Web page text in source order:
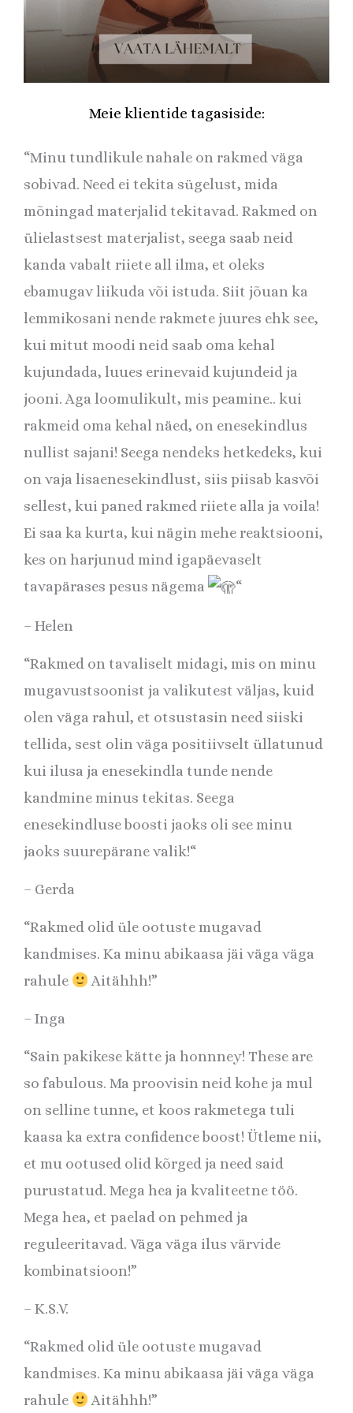
Meie klientide tagasiside:
“Minu tundlikule nahale on rakmed väga
sobivad. Need ei tekita sügelust, mida
mõningad materjalid tekitavad. Rakmed on
ülielastsest materjalist, seega saab neid
kanda vabalt riiete all ilma, et oleks
ebamugav liikuda või istuda. Siit jõuan ka
lemmikosani nende rakmete juures ehk see,
kui mitut moodi neid saab oma kehal
kujundada, luues erinevaid kujundeid ja
jooni. Aga loomulikult, mis peamine.. kui
rakmeid oma kehal näed, on enesekindlus
nullist sajani! Seega nendeks hetkedeks, kui
on vaja lisaenesekindlust, siis piisab kasvõi
sellest, kui paned rakmed riiete alla ja voila!
Ei saa ka kurta, kui nägin mehe reaktsiooni,
kes on harjunud mind igapäevaselt
tavapärases pesus nägema
“
– Helen
“Rakmed on tavaliselt midagi, mis on minu
mugavustsoonist ja valikutest väljas, kuid
olen väga rahul, et otsustasin need siiski
tellida, sest olin väga positiivselt üllatunud
kui ilusa ja enesekindla tunde nende
kandmine minus tekitas. Seega
enesekindluse boosti jaoks oli see minu
jaoks suurepärane valik!“
– Gerda
“Rakmed olid üle ootuste mugavad
kandmises. Ka minu abikaasa jäi väga väga
rahule
Aitähhh!”
– Inga
“Sain pakikese kätte ja honnney! These are
so fabulous. Ma proovisin neid kohe ja mul
on selline tunne, et koos rakmetega tuli
kaasa ka extra confidence boost! Ütleme nii,
et mu ootused olid kõrged ja need said
purustatud. Mega hea ja kvaliteetne töö.
Mega hea, et paelad on pehmed ja
reguleeritavad. Väga väga ilus värvide
kombinatsioon!”
– K.S.V.
“Rakmed olid üle ootuste mugavad
kandmises. Ka minu abikaasa jäi väga väga
rahule
Aitähhh!”